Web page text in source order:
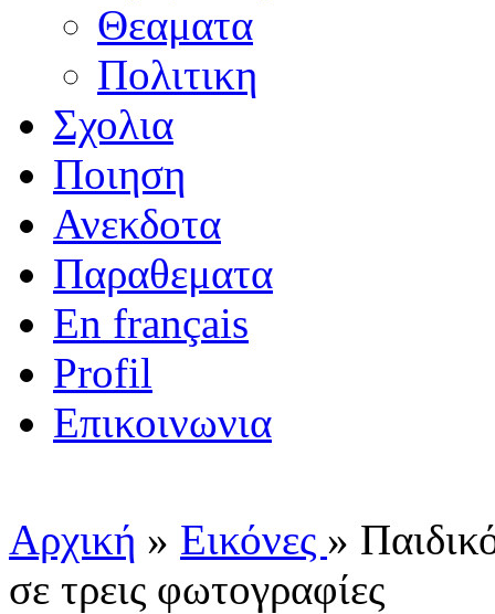
Θεαματα
Πολιτικη
Σχολια
Ποιηση
Ανεκδοτα
Παραθεματα
En français
Profil
Επικοινωνια
Αρχική » Εικόνες »
σε τρεις φωτογραφίες